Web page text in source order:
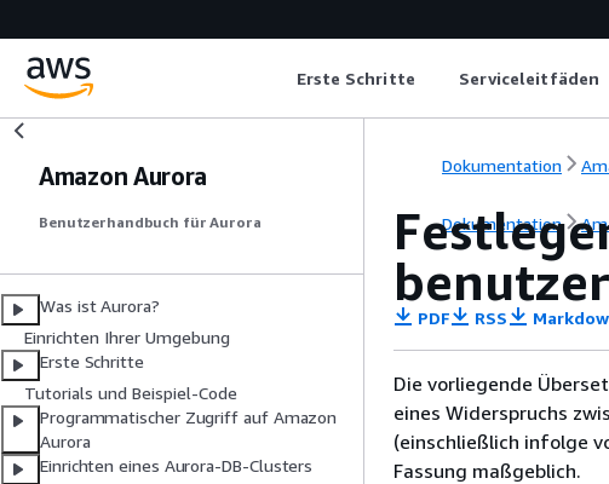
Erste Schritte Serviceleitfäden
Amazon Aurora
Benutzerhandbuch für Aurora
Was ist Aurora?
Einrichten Ihrer Umgebung
Erste Schritte
Tutorials und Beispiel-Code
Programmatischer Zugriff auf Amazon
Aurora
Einrichten eines Aurora-DB-Clusters
Dokumentation
Dokumentation
PDF RSS
Die vorliegende
eines Widerspruchs
(einschließlich infolge
Fassung maßgeblich.